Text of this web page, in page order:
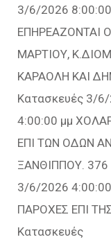
3/6/2026
ΕΠΗΡΕΑΖΟΝΤΑΙ
ΜΑΡΤΙΟΥ,
ΚΑΡΑΟΛΗ ΚΑΙ
Κατασκευές 3/
4:00:00 μμ
ΕΠΙ ΤΩΝ ΟΔΩΝ
ΞΑΝΘΙΠΠΟΥ. 376
3/6/2026
ΠΑΡΟΧΕΣ ΕΠΙ
Κατασκευές